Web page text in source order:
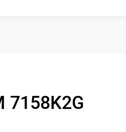
7158K2G